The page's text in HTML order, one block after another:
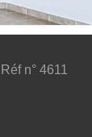
Réf n° 4611